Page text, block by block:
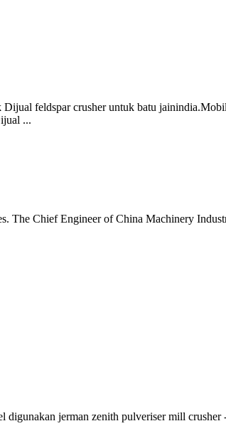
feldspar crusher untuk batu
...
The Chief Engineer of China Machinery
digunakan jerman zenith pulveriser mill